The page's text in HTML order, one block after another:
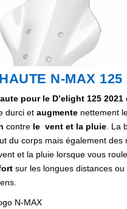
N-MAX 125
pour le D’elight 125 2021
durci etaugmente nettement
contre le vent et la pluie . La
du corps mais également des
et la pluie lorsque vous
sur les longues distances ou
N-MAX